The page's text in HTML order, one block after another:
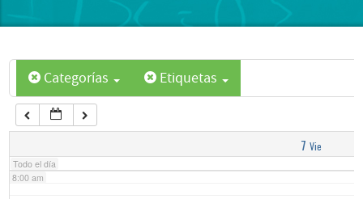
Categorías Etiquetas
7 Vie
Todo el día
6:00 am
7:00 am
8:00 am